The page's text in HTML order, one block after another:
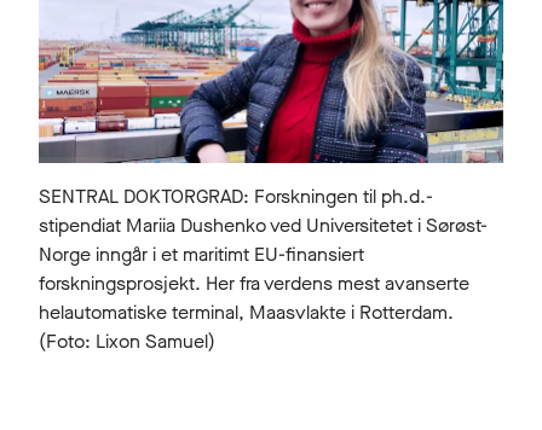
SENTRAL DOKTORGRAD: Forskningen til ph.d.-
stipendiat Mariia Dushenko ved Universitetet i Sørøst-
Norge inngår i et maritimt EU-finansiert
forskningsprosjekt. Her fra verdens mest avanserte
helautomatiske terminal, Maasvlakte i Rotterdam.
(Foto: Lixon Samuel)